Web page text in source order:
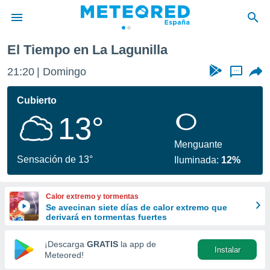
de
por
se
calidad.
a este
las
y
forma
digital
basada
El Tiempo en La Lagunilla
21:20 Domingo ...
Cubierto
13°
Sensación de 13°
Menguante
Iluminada: 12%
Calor extremo y tormentas
Se avecinan siete días de calor extremo que
derivará en tormentas fuertes
¡Descarga GRATIS la app de
Meteored!
Instalar